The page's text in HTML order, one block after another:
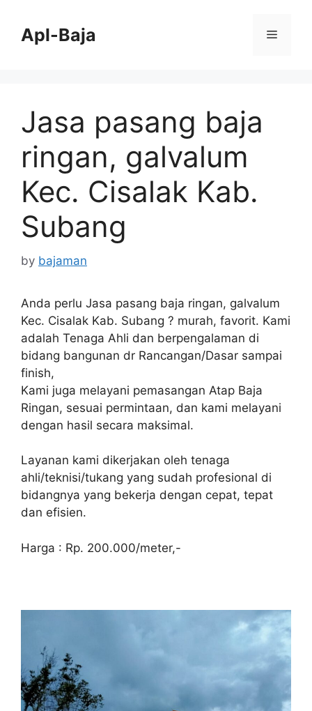
contentApl-Baja Menu
Jasa pasang baja
ringan, galvalum
Kec. Cisalak Kab.
Subang
by bajaman
Anda perlu Jasa pasang baja ringan, galvalum
Kec. Cisalak Kab. Subang ? murah, favorit. Kami
adalah Tenaga Ahli dan berpengalaman di
bidang bangunan dr Rancangan/Dasar sampai
finish,
Kami juga melayani pemasangan Atap Baja
Ringan, sesuai permintaan, dan kami melayani
dengan hasil secara maksimal.
Layanan kami dikerjakan oleh tenaga
ahli/teknisi/tukang yang sudah profesional di
bidangnya yang bekerja dengan cepat, tepat
dan efisien.
Harga : Rp. 200.000/meter,-